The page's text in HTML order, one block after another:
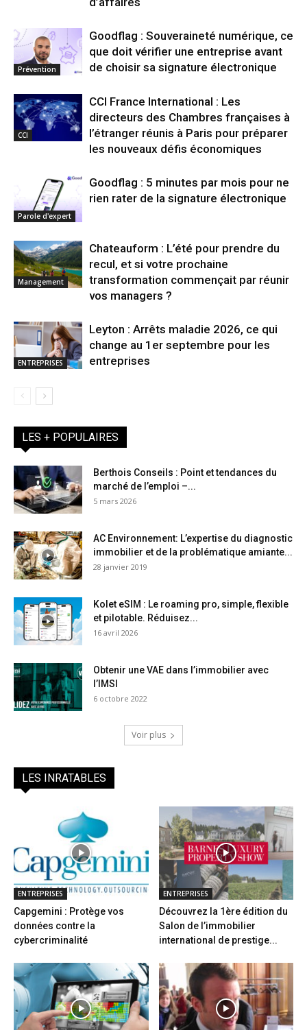
Prévention
Goodflag : Souveraineté numérique, ce
que doit vérifier une entreprise avant
de choisir sa signature électronique
CCI
CCI France International : Les
directeurs des Chambres françaises à
l’étranger réunis à Paris pour préparer
les nouveaux défis économiques
Parole d'expert
Goodflag : 5 minutes par mois pour ne
rien rater de la signature électronique
Management
Chateauform : L’été pour prendre du
recul, et si votre prochaine
transformation commençait par réunir
vos managers ?
ENTREPRISES
Leyton : Arrêts maladie 2026, ce qui
change au 1er septembre pour les
entreprises
LES + POPULAIRES
Berthois Conseils : Point et tendances du
marché de l’emploi –...
5 mars 2026
AC Environnement: L’expertise du diagnostic
immobilier et de la problématique amiante...
28 janvier 2019
Kolet eSIM : Le roaming pro, simple, flexible
et pilotable. Réduisez...
16 avril 2026
Obtenir une VAE dans l’immobilier avec
l’IMSI
6 octobre 2022
Voir plus
LES INRATABLES
ENTREPRISES
Capgemini : Protège vos
données contre la
cybercriminalité
ENTREPRISES
Découvrez la 1ère édition du
Salon de l’immobilier
international de prestige...